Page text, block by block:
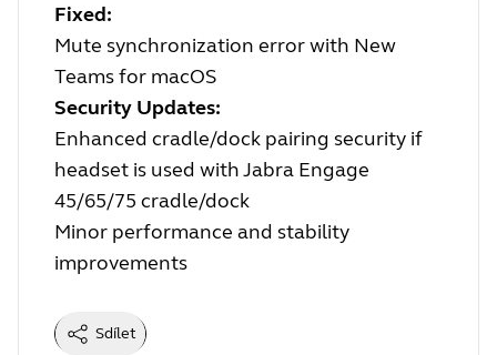
Fixed:
Mute synchronization error with New
Teams for macOS
Security Updates:
Enhanced cradle/dock pairing security if
headset is used with Jabra Engage
45/65/75 cradle/dock
Minor performance and stability
improvements
Sdílet